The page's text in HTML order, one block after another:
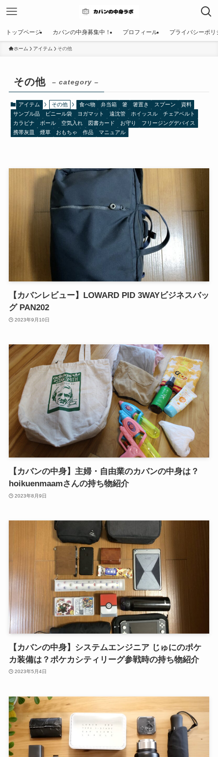
トップページ カバンの中身募集中！ プロフィール プライバシーポリ
ホーム アイテム その他
その他 – category –
アイテム その他 食べ物 弁当箱 箸 箸置き スプーン
資料
サンプル品
ビニール袋 ヨガマット 遠沈管 ホイッスル
チェアベルト
カラビナ
ボール 空気入れ 図書カード お守り
フリージングデバイス
携帯灰皿
煙草 おもちゃ 作品 マニュアル
【カバンレビュー】LOWARD PID 3WAYビジネスバッ
グ PAN202
2023年9月10日
【カバンの中身】主婦・自由業のカバンの中身は？
hoikuenmaamさんの持ち物紹介
2023年8月9日
【カバンの中身】システムエンジニア じゅにのポケ
カ装備は？ポケカシティリーグ参戦時の持ち物紹介
2023年5月4日